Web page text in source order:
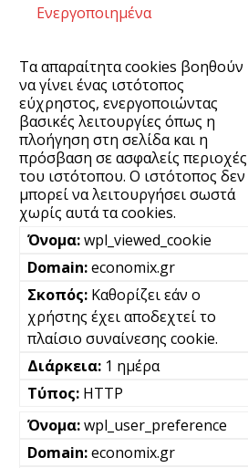
Ενεργοποιημένα
Τα απαραίτητα cookies βοηθούν
να γίνει ένας ιστότοπος
εύχρηστος, ενεργοποιώντας
βασικές λειτουργίες όπως η
πλοήγηση στη σελίδα και η
πρόσβαση σε ασφαλείς περιοχές
του ιστότοπου. Ο ιστότοπος δεν
μπορεί να λειτουργήσει σωστά
χωρίς αυτά τα cookies.
wpl_viewed_cookie
economix.gr
Καθορίζει εάν ο
χρήστης έχει αποδεχτεί το
πλαίσιο συναίνεσης cookie.
1 ημέρα
HTTP
wpl_user_preference
economix.gr